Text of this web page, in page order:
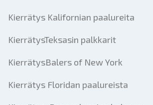
Kierrätys Kalifornian paalureita
KierrätysTeksasin palkkarit
KierrätysBalers of New York
Kierrätys Floridan paalureista